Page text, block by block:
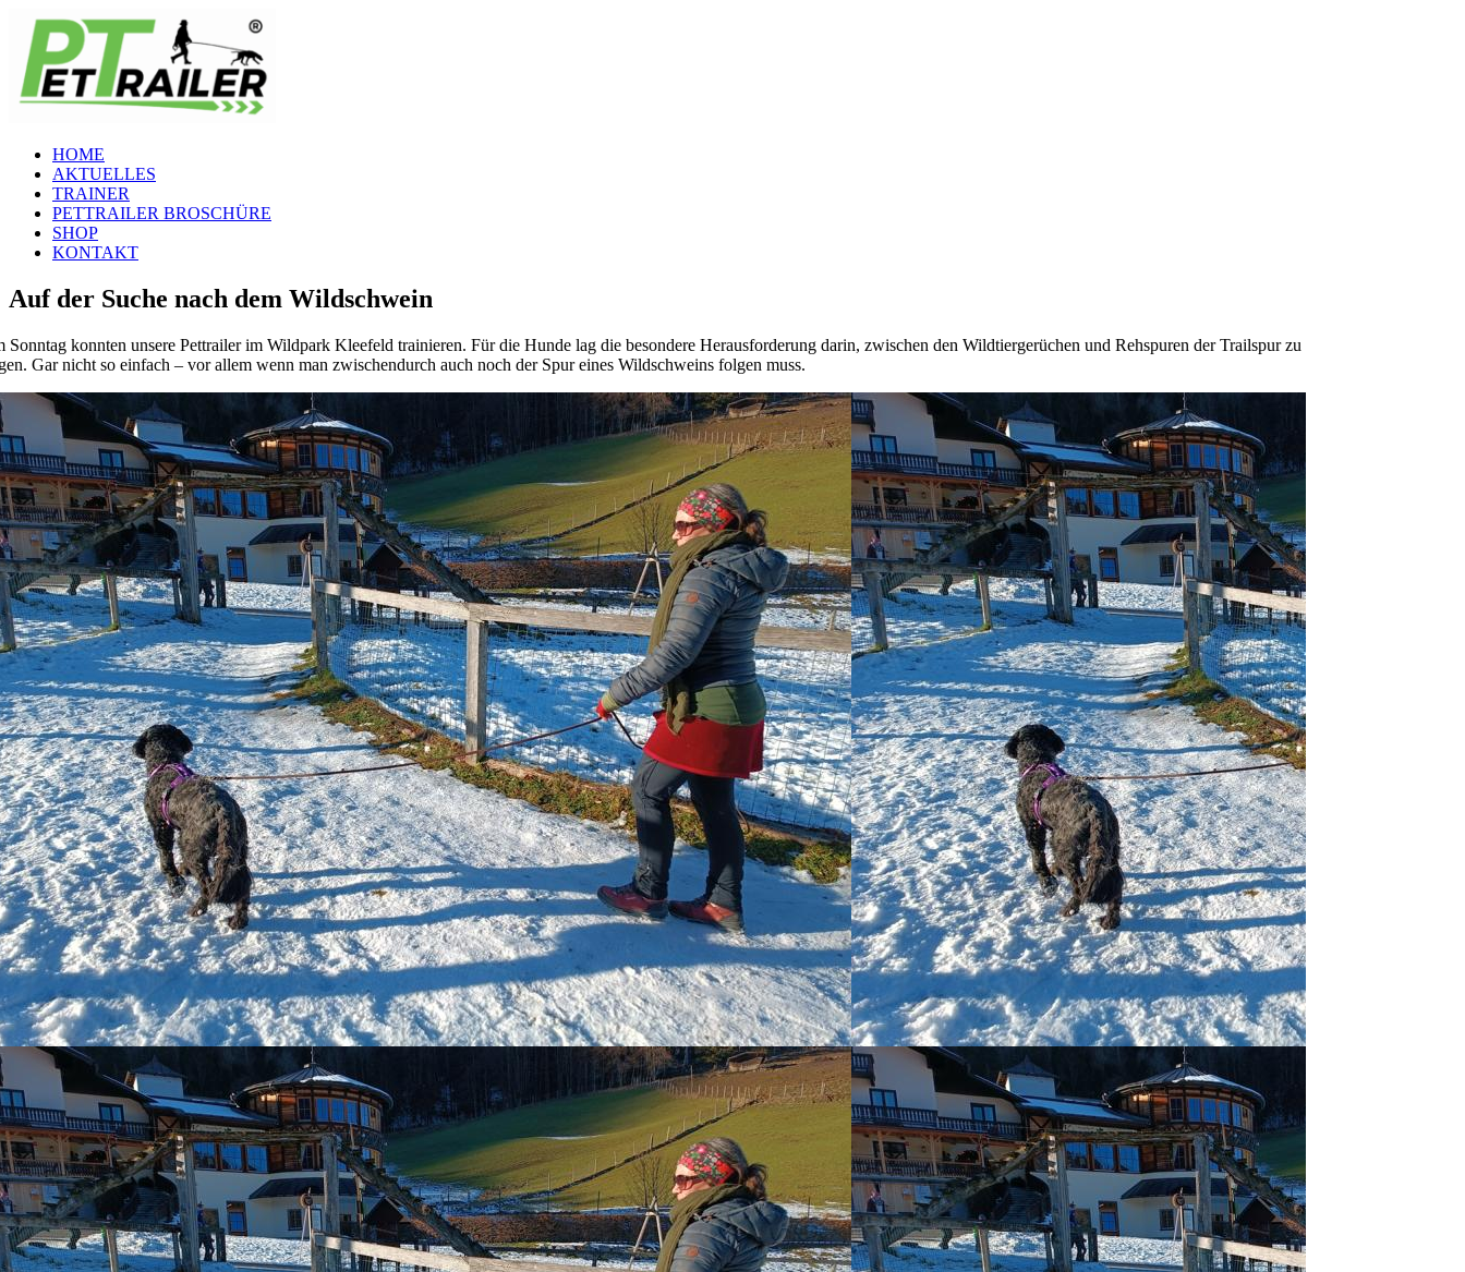
Zum
Inhalt
springen
HOME
AKTUELLES
TRAINER
PETTRAILER BROSCHÜRE
SHOP
KONTAKT
Auf der Suche nach dem Wildschwein
Sonntag konnten unsere Pettrailer im Wildpark Kleefeld trainieren. Für die Hunde lag die besondere Herausforderung darin, zwischen den Wildtiergerüchen und Rehspuren der Trailspur zu
Gar nicht so einfach – vor allem wenn man zwischendurch auch noch der Spur eines Wildschweins folgen muss.